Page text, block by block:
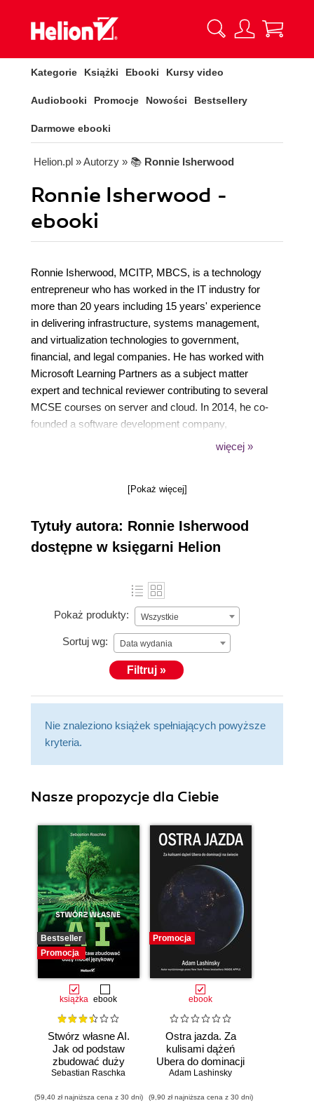
Kategorie Książki Ebooki Kursy video
Audiobooki Promocje Nowości Bestsellery
Darmowe ebooki
Helion.pl » Autorzy » 📚 Ronnie Isherwood
Ronnie Isherwood -
ebooki
Ronnie Isherwood, MCITP, MBCS, is a technology
entrepreneur who has worked in the IT industry for
more than 20 years including 15 years' experience
in delivering infrastructure, systems management,
and virtualization technologies to government,
financial, and legal companies. He has worked with
Microsoft Learning Partners as a subject matter
expert and technical reviewer contributing to several
MCSE courses on server and cloud. In 2014, he co-
founded a software development company,
the IT community and is the founder of a Microsoft
Charted Institute for IT, Jersey.
więcej »
[Pokaż więcej]
Tytuły autora: Ronnie Isherwood
dostępne w księgarni Helion
Pokaż produkty: Wszystkie
Sortuj wg: Data wydania
Filtruj »
Nie znaleziono książek spełniających powyższe
kryteria.
Nasze propozycje dla Ciebie
Bestseller
Promocja
książka ebook
Stwórz własne AI.
Jak od podstaw
zbudować duży
model językowy
Sebastian Raschka
(59,40 zł najniższa cena z 30 dni)
Promocja
ebook
Ostra jazda. Za
kulisami dążeń
Ubera do dominacji
na świecie
Adam Lashinsky
(9,90 zł najniższa cena z 30 dni)